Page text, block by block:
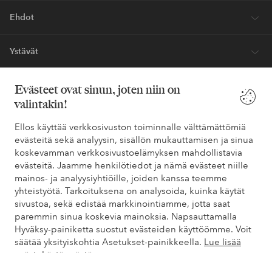
Evästeet ovat sinun, joten niin on
valintakin!
Ellos käyttää verkkosivuston toiminnalle välttämättömiä
evästeitä sekä analyysin, sisällön mukauttamisen ja sinua
koskevamman verkkosivustoelämyksen mahdollistavia
evästeitä. Jaamme henkilötiedot ja nämä evästeet niille
mainos- ja analyysiyhtiöille, joiden kanssa teemme
yhteistyötä. Tarkoituksena on analysoida, kuinka käytät
sivustoa, sekä edistää markkinointiamme, jotta saat
paremmin sinua koskevia mainoksia. Napsauttamalla
Hyväksy-painiketta suostut evästeiden käyttöömme. Voit
säätää yksityiskohtia Asetukset-painikkeella. Lue lisää
Ehdot
Ystävät
Turvalliset maksut – maksa nyt tai erissä
Haluatko tietää
lisää maksuvaihtoehdoistamme
elpy elpy
Suomi - Valitse maa
Facebook Instagram Pinterest Youtube